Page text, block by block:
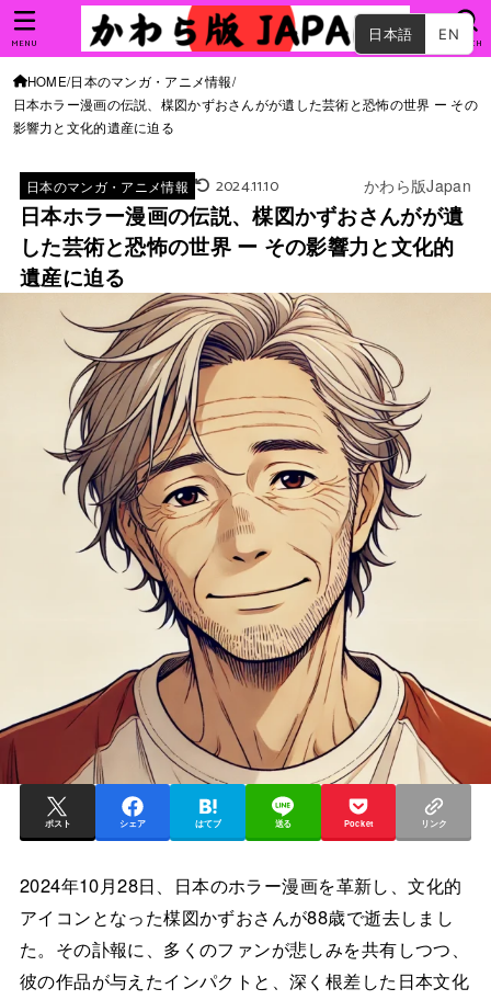
日本語 EN
SEARCH
MENU
HOME 日本のマンガ・アニメ情報
日本ホラー漫画の伝説、楳図かずおさんがが遺した芸術と恐怖の世界 ー その
影響力と文化的遺産に迫る
日本のマンガ・アニメ情報 2024.11.10 かわら版Japan
日本ホラー漫画の伝説、楳図かずおさんがが遺
した芸術と恐怖の世界 ー その影響力と文化的
遺産に迫る
ポスト シェア はてブ 送る Pocket リンク
2024年10月28日、日本のホラー漫画を革新し、文化的
アイコンとなった楳図かずおさんが88歳で逝去しまし
た。その訃報に、多くのファンが悲しみを共有しつつ、
彼の作品が与えたインパクトと、深く根差した日本文化